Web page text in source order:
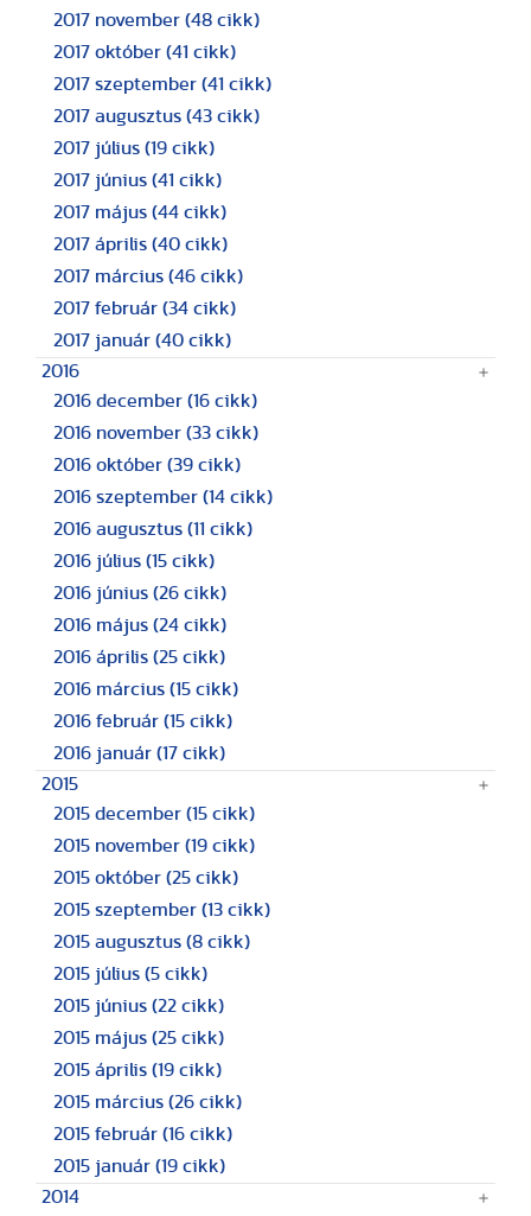
2017 november (48 cikk)
2017 október (41 cikk)
2017 szeptember (41 cikk)
2017 augusztus (43 cikk)
2017 július (19 cikk)
2017 június (41 cikk)
2017 május (44 cikk)
2017 április (40 cikk)
2017 március (46 cikk)
2017 február (34 cikk)
2017 január (40 cikk)
2016
2016 december (16 cikk)
2016 november (33 cikk)
2016 október (39 cikk)
2016 szeptember (14 cikk)
2016 augusztus (11 cikk)
2016 július (15 cikk)
2016 június (26 cikk)
2016 május (24 cikk)
2016 április (25 cikk)
2016 március (15 cikk)
2016 február (15 cikk)
2016 január (17 cikk)
2015
2015 december (15 cikk)
2015 november (19 cikk)
2015 október (25 cikk)
2015 szeptember (13 cikk)
2015 augusztus (8 cikk)
2015 július (5 cikk)
2015 június (22 cikk)
2015 május (25 cikk)
2015 április (19 cikk)
2015 március (26 cikk)
2015 február (16 cikk)
2015 január (19 cikk)
2014